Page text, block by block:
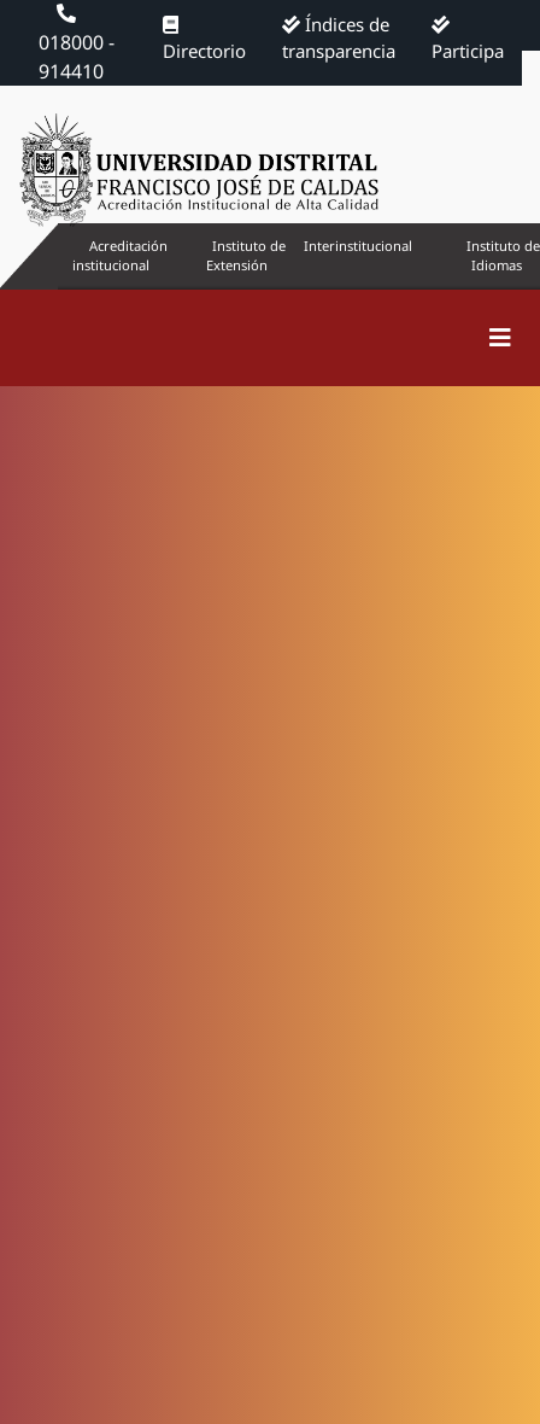
018000 -
914410
Directorio
Índices de
transparencia
Participa
Acreditación
institucional
Instituto de
Extensión
Interinstitucional
Instituto de
Idiomas